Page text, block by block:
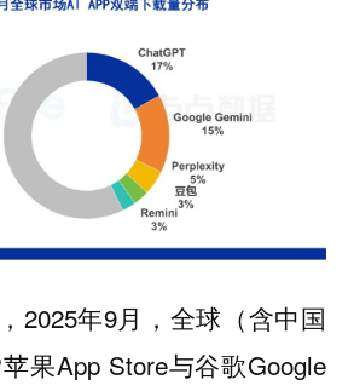
2025年9月，全球（含中国
果App Store与谷歌Google